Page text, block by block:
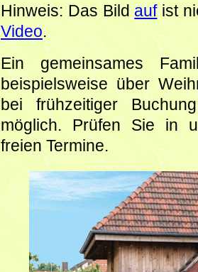
Hinweis: Das Bildaufist
Video.
Ein gemeinsames
beispielsweise über
bei frühzeitiger
möglich. Prüfen Sie in
freien Termine.